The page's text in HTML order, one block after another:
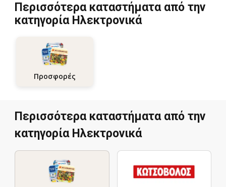
Περισσότερα καταστήματα από την
κατηγορία Hλεκτρονικά
Προσφορές
Περισσότερα καταστήματα από την
κατηγορία Hλεκτρονικά